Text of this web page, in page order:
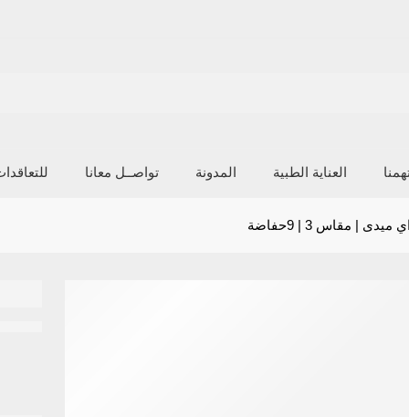
العناية الطبية المدونة تواصــل معانا
| مقاس 3 | 9حفاضة